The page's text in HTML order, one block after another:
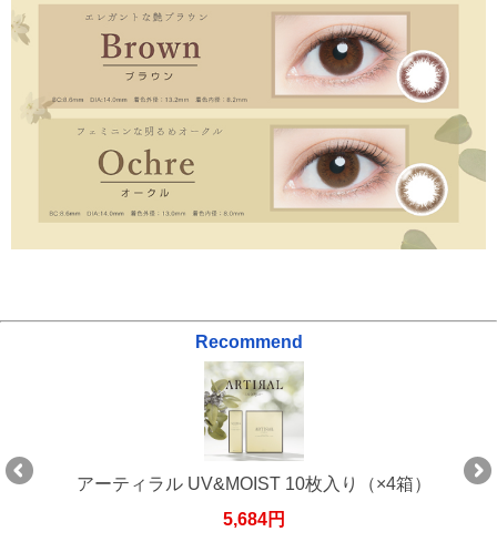
Recommend
アーティラル UV&MOIST 10枚入り（×4箱）
5,684円